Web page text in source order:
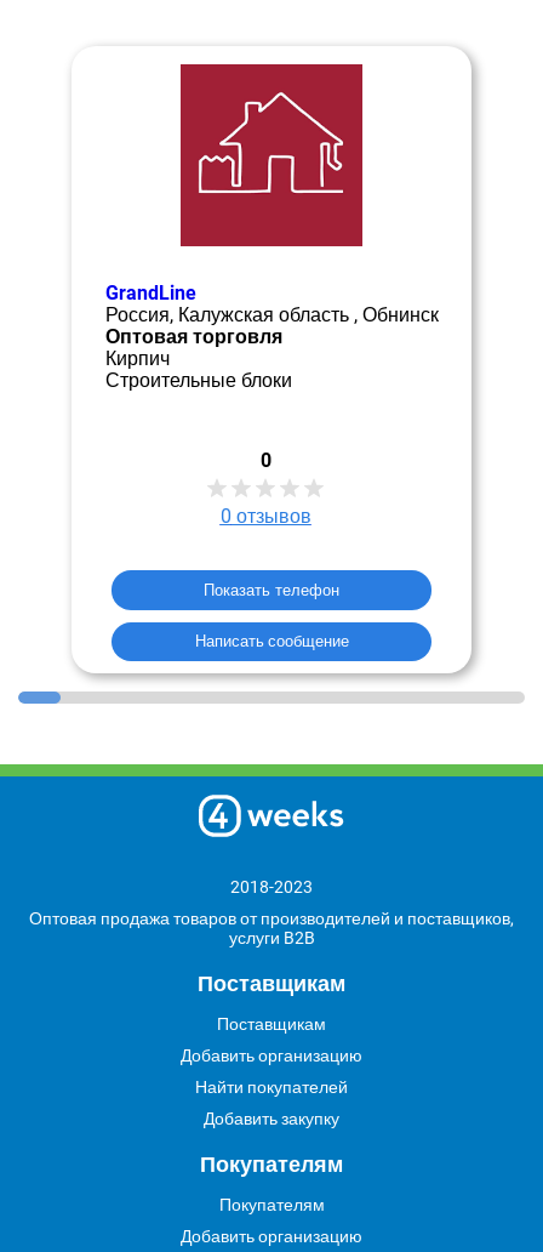
GrandLine
Россия, Калужская область , Обнинск
Оптовая торговля
Кирпич
Строительные блоки
0
0 отзывов
Показать телефон
Написать сообщение
2018-2023
Оптовая продажа товаров от производителей и поставщиков,
услуги B2B
Поставщикам
Поставщикам
Добавить организацию
Найти покупателей
Добавить закупку
Покупателям
Покупателям
Добавить организацию